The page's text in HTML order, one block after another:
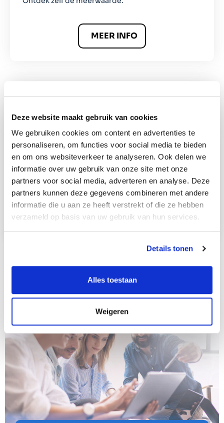
Deze website maakt gebruik van cookies
We gebruiken cookies om content en advertenties te
personaliseren, om functies voor social media te bieden
en om ons websiteverkeer te analyseren. Ook delen we
informatie over uw gebruik van onze site met onze
partners voor social media, adverteren en analyse. Deze
partners kunnen deze gegevens combineren met andere
informatie die u aan ze heeft verstrekt of die ze hebben
verzameld op basis van uw gebruik van hun services.
Details tonen
Alles toestaan
Weigeren
MEER INFO
Microsoft 365
Op zoek naar een betrouwbare en ervaren partner
voor Microsoft 365? We leggen u graag de
verschillen en voordelen uit van Microsoft’s
cloudplatform.
MEER INFO